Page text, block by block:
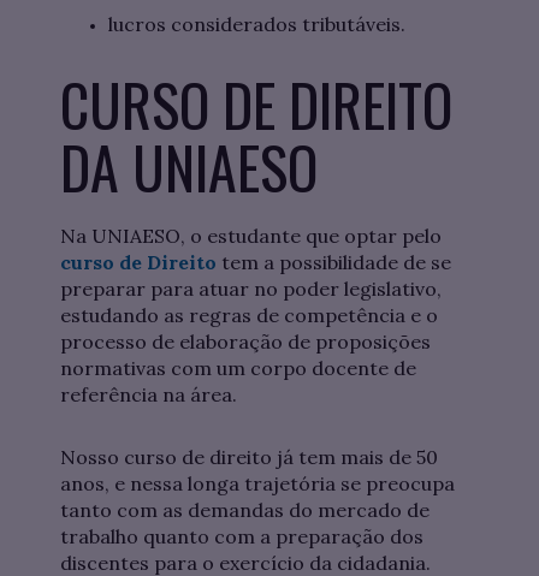
lucros considerados tributáveis.
CURSO DE DIREITO
DA UNIAESO
Na UNIAESO, o estudante que optar pelo
curso de Direito tem a possibilidade de se
preparar para atuar no poder legislativo,
estudando as regras de competência e o
processo de elaboração de proposições
normativas com um corpo docente de
referência na área.
Nosso curso de direito já tem mais de 50
anos, e nessa longa trajetória se preocupa
tanto com as demandas do mercado de
trabalho quanto com a preparação dos
discentes para o exercício da cidadania.